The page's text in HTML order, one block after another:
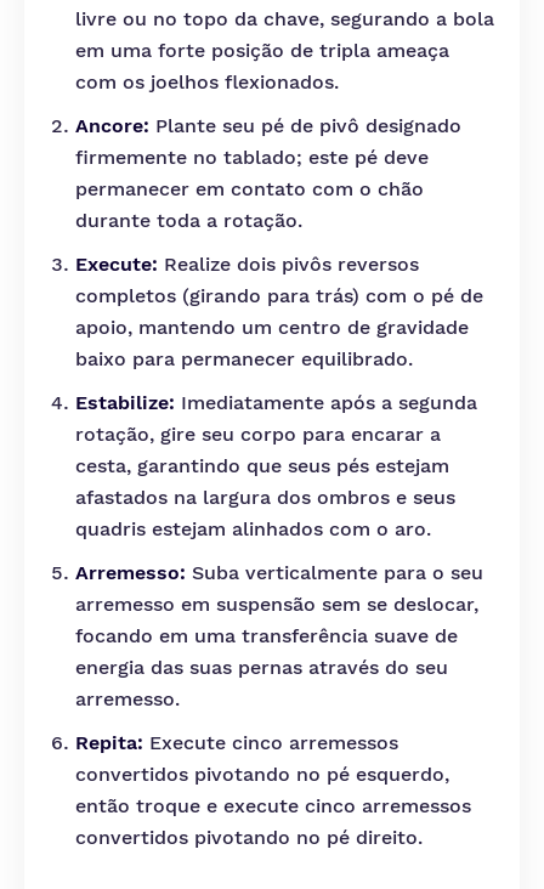
livre ou no topo da chave, segurando a bola
em uma forte posição de tripla ameaça
com os joelhos flexionados.
Ancore: Plante seu pé de pivô designado
firmemente no tablado; este pé deve
permanecer em contato com o chão
durante toda a rotação.
Execute: Realize dois pivôs reversos
completos (girando para trás) com o pé de
apoio, mantendo um centro de gravidade
baixo para permanecer equilibrado.
Estabilize: Imediatamente após a segunda
rotação, gire seu corpo para encarar a
cesta, garantindo que seus pés estejam
afastados na largura dos ombros e seus
quadris estejam alinhados com o aro.
Arremesso: Suba verticalmente para o seu
arremesso em suspensão sem se deslocar,
focando em uma transferência suave de
energia das suas pernas através do seu
arremesso.
Repita: Execute cinco arremessos
convertidos pivotando no pé esquerdo,
então troque e execute cinco arremessos
convertidos pivotando no pé direito.